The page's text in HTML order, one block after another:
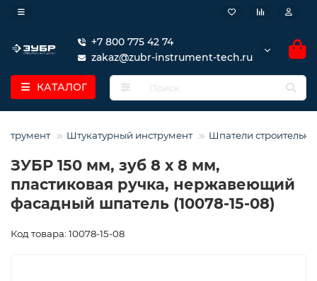
+7 800 775 42 74
zakaz@zubr-instrument-tech.ru
КАТАЛОГ
Штукатурный инструмент Шпатели
ЗУБР 150 мм, зуб 8 х 8 мм,
пластиковая ручка, нержавеющий
фасадный шпатель (10078-15-08)
Код товара: 10078-15-08